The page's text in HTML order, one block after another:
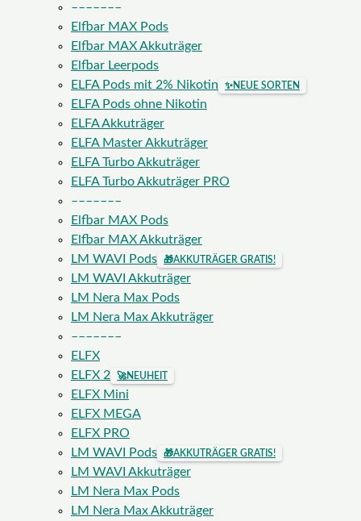
–––––––
Elfbar MAX Pods
Elfbar MAX Akkuträger
Elfbar Leerpods
ELFA Pods mit 2% Nikotin
✨NEUE SORTEN
ELFA Pods ohne Nikotin
ELFA Akkuträger
ELFA Master Akkuträger
ELFA Turbo Akkuträger
ELFA Turbo Akkuträger PRO
–––––––
Elfbar MAX Pods
Elfbar MAX Akkuträger
LM WAVI Pods
🎁AKKUTRÄGER GRATIS!
LM WAVI Akkuträger
LM Nera Max Pods
LM Nera Max Akkuträger
–––––––
ELFX
ELFX 2
🚀NEUHEIT
ELFX Mini
ELFX MEGA
ELFX PRO
LM WAVI Pods
🎁AKKUTRÄGER GRATIS!
LM WAVI Akkuträger
LM Nera Max Pods
LM Nera Max Akkuträger